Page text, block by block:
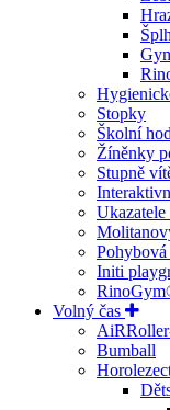
Stopky
Školní
Žíněnky
Stupně
Ukazatele
Initi
Volný čas
Bumball